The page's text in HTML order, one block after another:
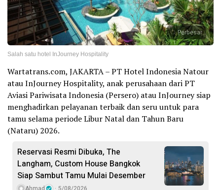
Perbesar
Salah satu hotel InJourney Hospitality
Wartatrans.com, JAKARTA – PT Hotel Indonesia Natour
atau InJourney Hospitality, anak perusahaan dari PT
Aviasi Pariwisata Indonesia (Persero) atau InJourney siap
menghadirkan pelayanan terbaik dan seru untuk para
tamu selama periode Libur Natal dan Tahun Baru
(Nataru) 2026.
Reservasi Resmi Dibuka, The
Langham, Custom House Bangkok
Siap Sambut Tamu Mulai Desember